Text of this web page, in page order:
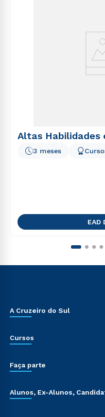
Altas Habilidades
3 meses
EAD
A Cruzeiro do Sul
Cursos
Faça parte
Alunos, Ex-Alunos,